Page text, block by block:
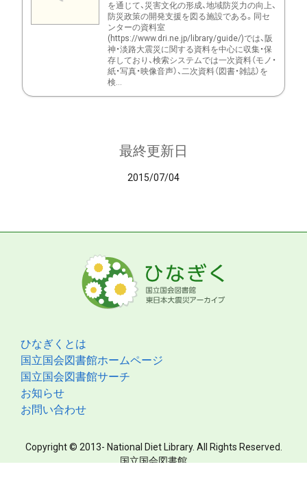
を通じて、災害文化の形成、地域防災力の向上、
防災政策の開発支援を図る施設である。同セ
ンターの資料室
(https://www.dri.ne.jp/library/guide/)では、阪
神・淡路大震災に関する資料を中心に収集・保
存しており、検索システムでは一次資料（モノ・
紙・写真・映像音声）、二次資料（図書・雑誌）を
検...
最終更新日
2015/07/04
ひなぎくとは
国立国会図書館ホームページ
国立国会図書館サーチ
お知らせ
お問い合わせ
Copyright © 2013- National Diet Library. All Rights Reserved.